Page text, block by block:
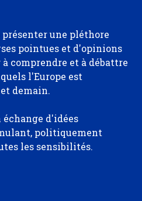
présenter une pléthore
pointues et d'opinions
comprendre et à débattre
l'Europe est
demain.
échange d'idées
politiquement
les sensibilités.